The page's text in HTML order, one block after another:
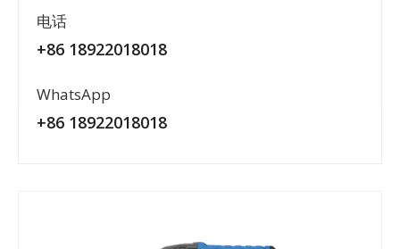
电话
+86 18922018018
WhatsApp
+86 18922018018